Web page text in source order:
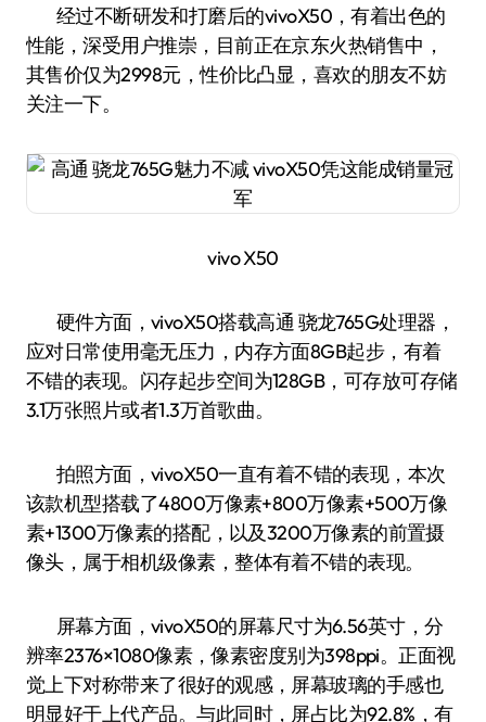
经过不断研发和打磨后的vivoX50，有着出色的
性能，深受用户推崇，目前正在京东火热销售中，
其售价仅为2998元，性价比凸显，喜欢的朋友不妨
关注一下。
vivo X50
硬件方面，vivoX50搭载高通 骁龙765G处理器，
应对日常使用毫无压力，内存方面8GB起步，有着
不错的表现。闪存起步空间为128GB，可存放可存储
3.1万张照片或者1.3万首歌曲。
拍照方面，vivoX50一直有着不错的表现，本次
该款机型搭载了4800万像素+800万像素+500万像
素+1300万像素的搭配，以及3200万像素的前置摄
像头，属于相机级像素，整体有着不错的表现。
屏幕方面，vivoX50的屏幕尺寸为6.56英寸，分
辨率2376×1080像素，像素密度别为398ppi。正面视
觉上下对称带来了很好的观感，屏幕玻璃的手感也
明显好于上代产品。与此同时，屏占比为92.8%，有